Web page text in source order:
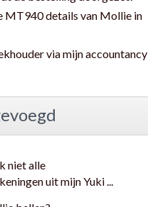
MT940 details van Mollie in
via mijn accountancy
niet alle
uit mijn Yuki ...